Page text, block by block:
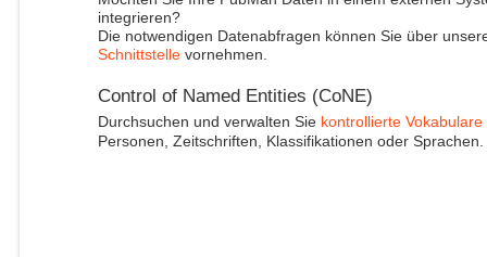
integrieren?
Die notwendigen Datenabfragen können Sie über
Schnittstellevornehmen.
Control of Named Entities (CoNE)
Durchsuchen und verwalten Sie kontrollierte Vokabulare
Personen, Zeitschriften, Klassifikationen oder Sprachen.